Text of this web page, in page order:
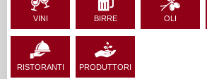
VINI BIRRE OLI
RISTORANTI PRODUTTORI